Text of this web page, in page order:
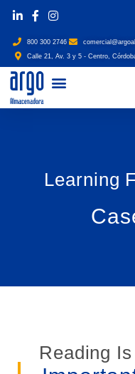
800 300 2746
Calle 21, Av. 3 y 5 - Centro,
Learning
Reading